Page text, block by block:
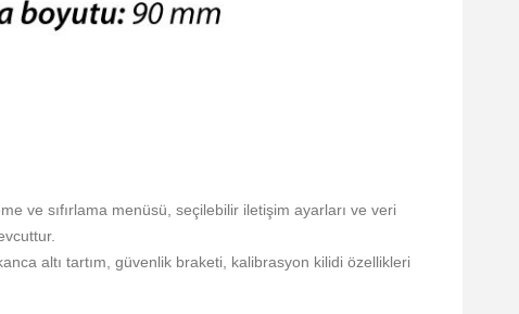
ve sıfırlama menüsü, seçilebilir iletişim ayarları ve veri
altı tartım, güvenlik braketi, kalibrasyon kilidi özellikleri